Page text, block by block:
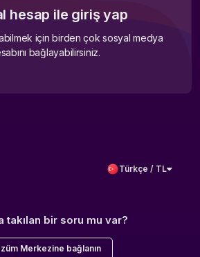
hesap ile giriş yap
için birden çok sosyal medya
bağlayabilirsiniz.
Türkçe / TL
takılan bir soru mu var?
Merkezine bağlanın